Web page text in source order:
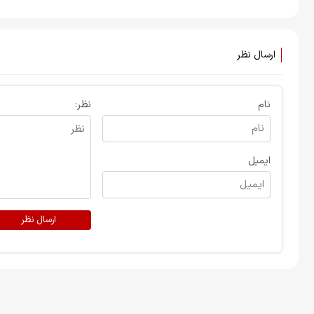
ارسال نظر
نام
ایمیل
نظر:
ارسال نظر